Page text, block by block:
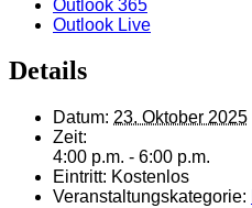
Outlook 365
Outlook Live
Details
Datum: 23. Oktober 2025
Zeit:
4:00 p.m. - 6:00 p.m.
Eintritt: Kostenlos
Veranstaltungskategorie: